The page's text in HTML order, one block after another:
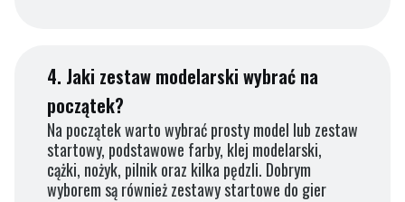
4. Jaki zestaw modelarski wybrać na
początek?
Na początek warto wybrać prosty model lub zestaw
startowy, podstawowe farby, klej modelarski,
cążki, nożyk, pilnik oraz kilka pędzli. Dobrym
wyborem są również zestawy startowe do gier